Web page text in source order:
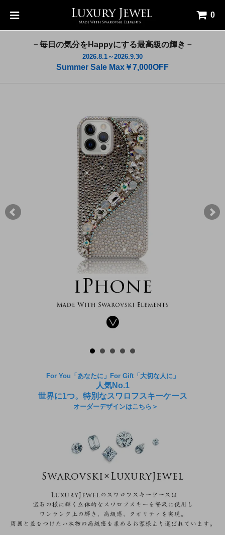
0
－毎日の気分をHappyにする最高級の輝き－
2026.8.1～2026.9.30
Summer Sale Max￥7,000OFF
For You「あなたに」For Gift「大切な人に」
人気No.1
世界に1つ。特別なスワロフスキーケース
オーダーデザインはこちら＞